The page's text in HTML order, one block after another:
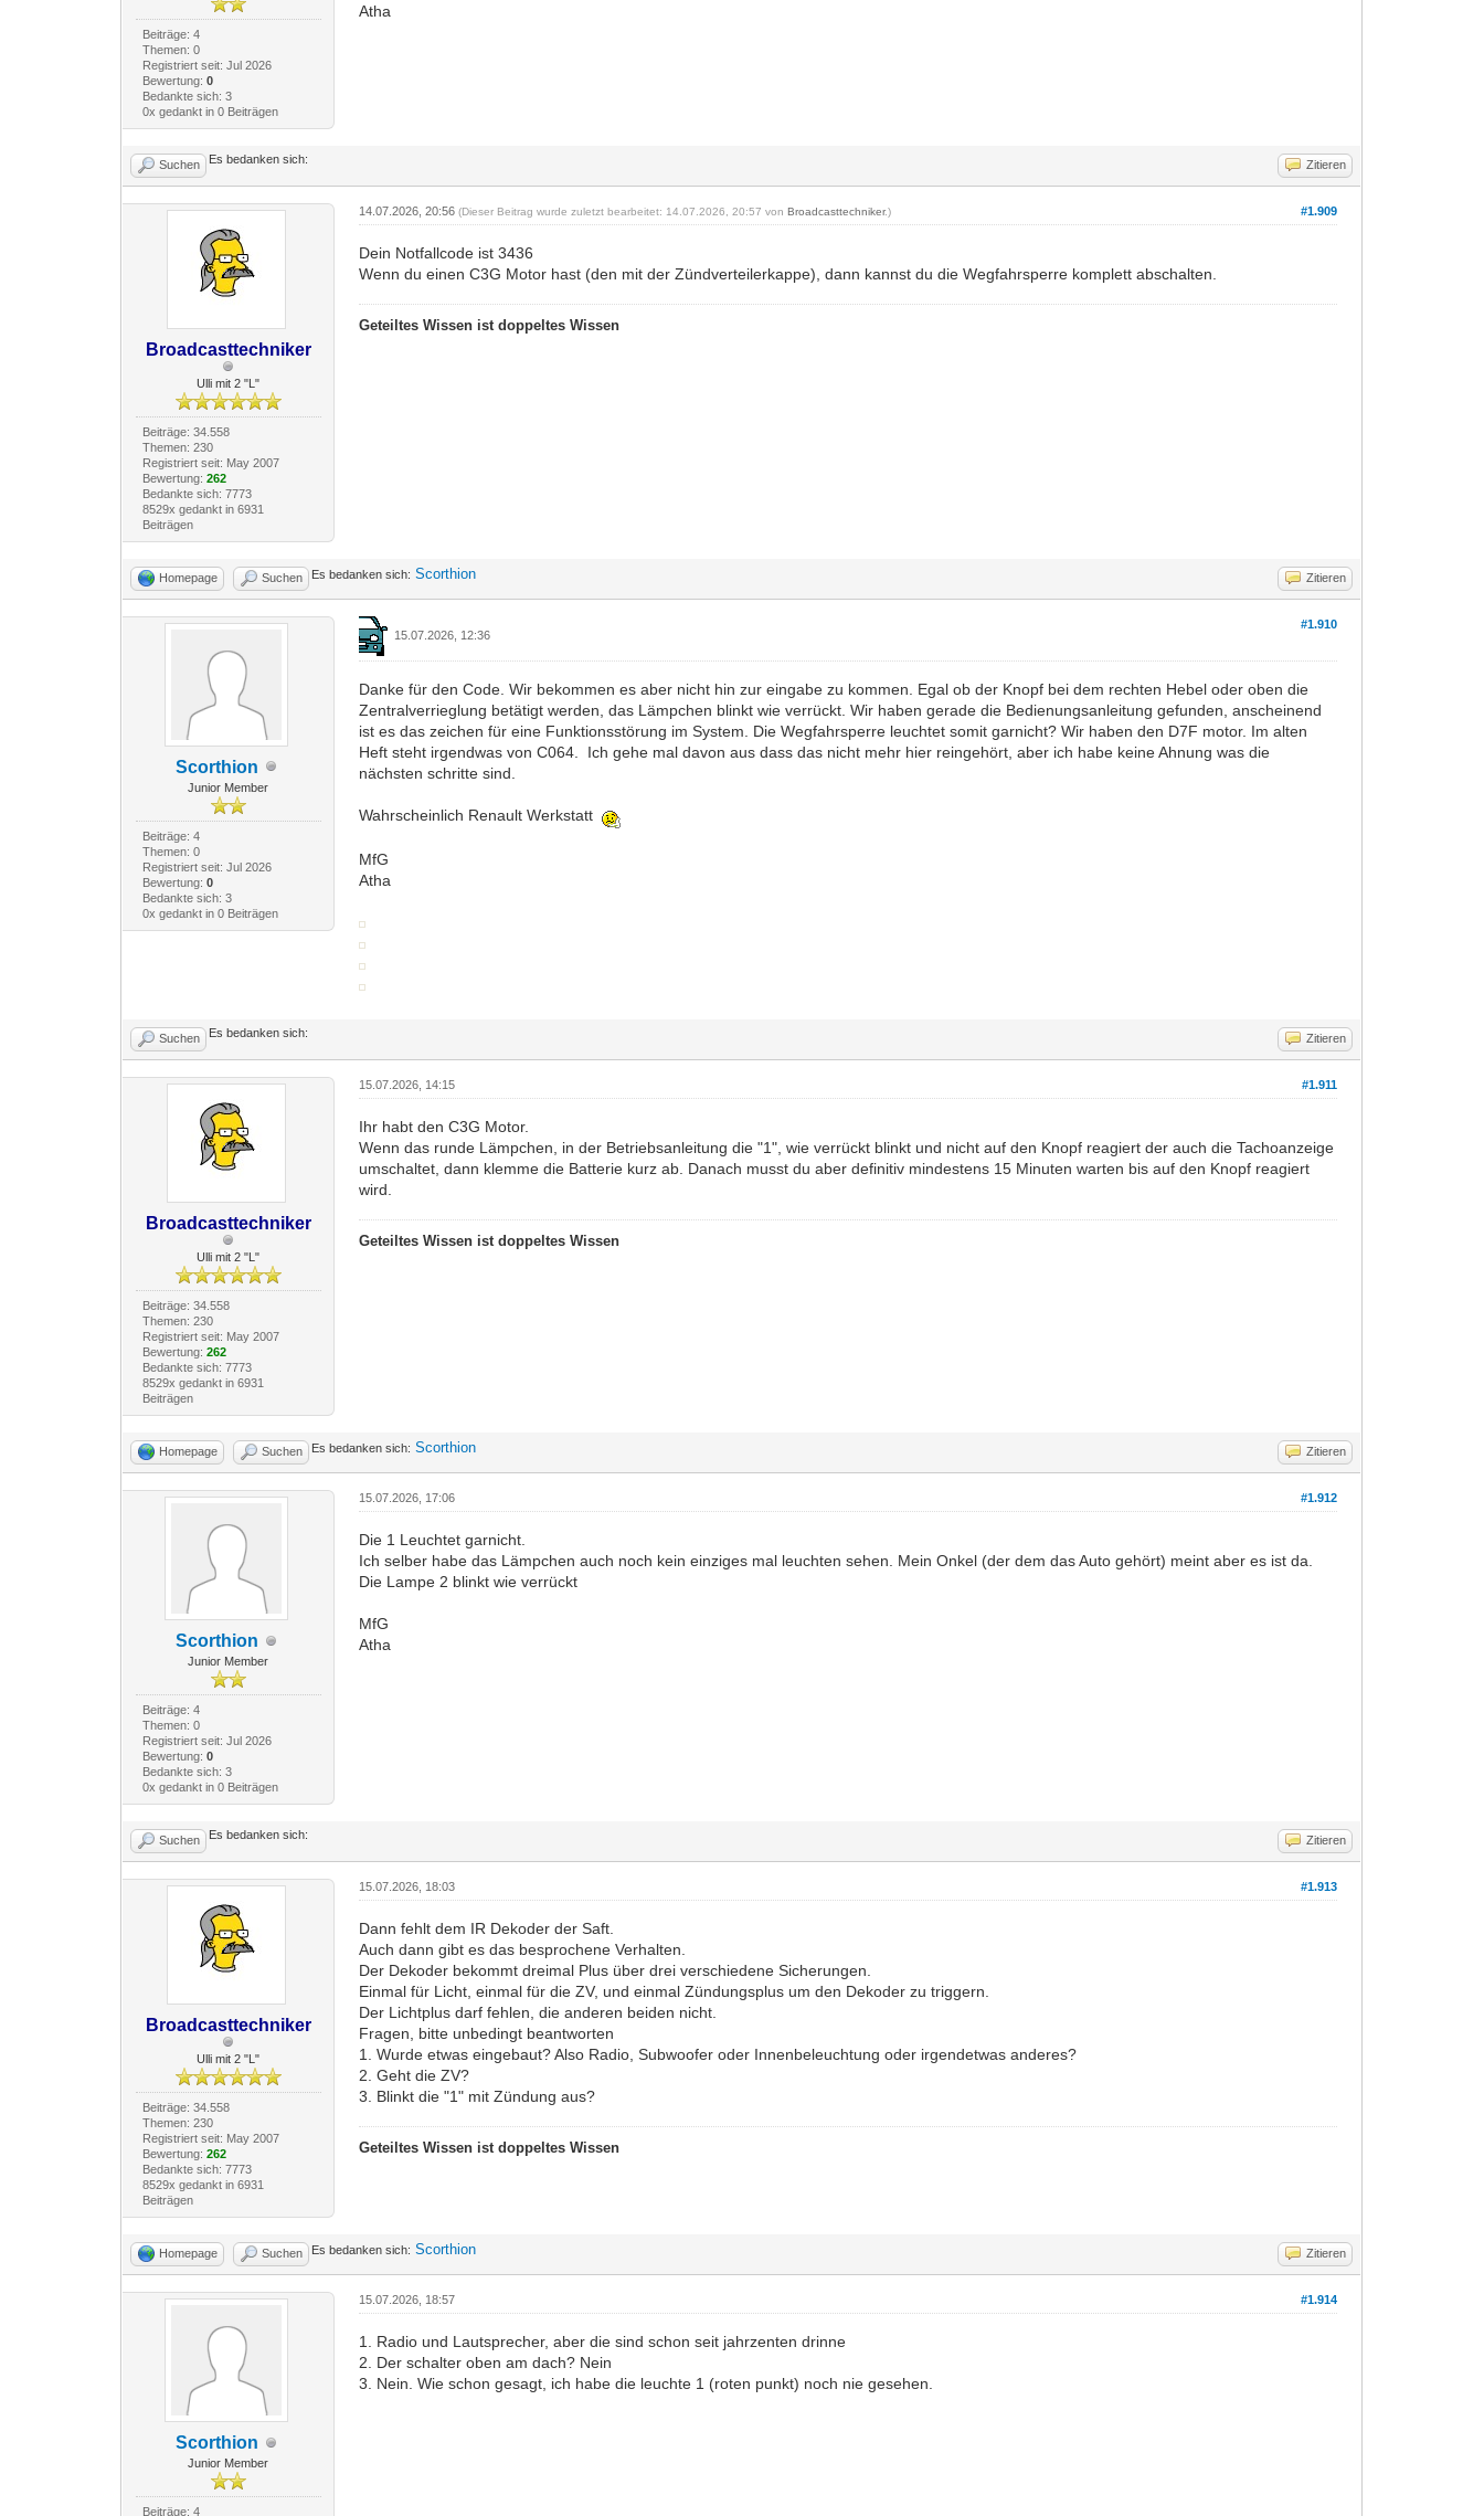
Beiträge: 4
Themen: 0
Registriert seit: Jul 2026
Bewertung: 0
Bedankte sich: 3
0x gedankt in 0 Beiträgen
Atha
Suchen Zitieren
Es bedanken sich:
Broadcasttechniker
Ulli mit 2 "L"
Beiträge: 34.558
Themen: 230
Registriert seit: May 2007
Bewertung: 262
Bedankte sich: 7773
8529x gedankt in 6931
Beiträgen
#1.909
14.07.2026, 20:56(Dieser Beitrag wurde zuletzt bearbeitet: 14.07.2026, 20:57 vonBroadcasttechniker.)
Dein Notfallcode ist 3436
Wenn du einen C3G Motor hast (den mit der Zündverteilerkappe), dann kannst du die Wegfahrsperre komplett abschalten.
Geteiltes Wissen ist doppeltes Wissen
Homepage Suchen Zitieren
Es bedanken sich: Scorthion
Scorthion
Junior Member
Beiträge: 4
Themen: 0
Registriert seit: Jul 2026
Bewertung: 0
Bedankte sich: 3
0x gedankt in 0 Beiträgen
#1.910
15.07.2026, 12:36
Danke für den Code. Wir bekommen es aber nicht hin zur eingabe zu kommen. Egal ob der Knopf bei dem rechten Hebel oder oben die
Zentralverrieglung betätigt werden, das Lämpchen blinkt wie verrückt. Wir haben gerade die Bedienungsanleitung gefunden, anscheinend
ist es das zeichen für eine Funktionsstörung im System. Die Wegfahrsperre leuchtet somit garnicht? Wir haben den D7F motor. Im alten
Heft steht irgendwas von C064. Ich gehe mal davon aus dass das nicht mehr hier reingehört, aber ich habe keine Ahnung was die
nächsten schritte sind.
Wahrscheinlich Renault Werkstatt
MfG
Atha
Suchen Zitieren
Es bedanken sich:
Broadcasttechniker
Ulli mit 2 "L"
Beiträge: 34.558
Themen: 230
Registriert seit: May 2007
Bewertung: 262
Bedankte sich: 7773
8529x gedankt in 6931
Beiträgen
#1.911
15.07.2026, 14:15
Ihr habt den C3G Motor.
Wenn das runde Lämpchen, in der Betriebsanleitung die "1", wie verrückt blinkt und nicht auf den Knopf reagiert der auch die Tachoanzeige
umschaltet, dann klemme die Batterie kurz ab. Danach musst du aber definitiv mindestens 15 Minuten warten bis auf den Knopf reagiert
wird.
Geteiltes Wissen ist doppeltes Wissen
Homepage Suchen Zitieren
Es bedanken sich: Scorthion
Scorthion
Junior Member
Beiträge: 4
Themen: 0
Registriert seit: Jul 2026
Bewertung: 0
Bedankte sich: 3
0x gedankt in 0 Beiträgen
#1.912
15.07.2026, 17:06
Die 1 Leuchtet garnicht.
Ich selber habe das Lämpchen auch noch kein einziges mal leuchten sehen. Mein Onkel (der dem das Auto gehört) meint aber es ist da.
Die Lampe 2 blinkt wie verrückt
MfG
Atha
Suchen Zitieren
Es bedanken sich:
Broadcasttechniker
Ulli mit 2 "L"
Beiträge: 34.558
Themen: 230
Registriert seit: May 2007
Bewertung: 262
Bedankte sich: 7773
8529x gedankt in 6931
Beiträgen
#1.913
15.07.2026, 18:03
Dann fehlt dem IR Dekoder der Saft.
Auch dann gibt es das besprochene Verhalten.
Der Dekoder bekommt dreimal Plus über drei verschiedene Sicherungen.
Einmal für Licht, einmal für die ZV, und einmal Zündungsplus um den Dekoder zu triggern.
Der Lichtplus darf fehlen, die anderen beiden nicht.
Fragen, bitte unbedingt beantworten
1. Wurde etwas eingebaut? Also Radio, Subwoofer oder Innenbeleuchtung oder irgendetwas anderes?
2. Geht die ZV?
3. Blinkt die "1" mit Zündung aus?
Geteiltes Wissen ist doppeltes Wissen
Homepage Suchen Zitieren
Es bedanken sich: Scorthion
Scorthion
Junior Member
Beiträge: 4
#1.914
15.07.2026, 18:57
1. Radio und Lautsprecher, aber die sind schon seit jahrzenten drinne
2. Der schalter oben am dach? Nein
3. Nein. Wie schon gesagt, ich habe die leuchte 1 (roten punkt) noch nie gesehen.